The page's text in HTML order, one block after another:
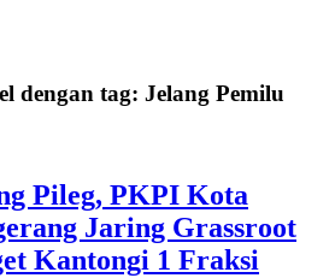
dengan tag: Jelang Pemilu
Pileg, PKPI Kota
Jaring Grassroot
Kantongi 1 Fraksi